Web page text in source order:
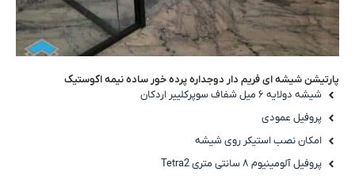
پارتیشن شیشه ای فریم دار دوجداره پرده خور ساده نیمه اکوستیک
شیشه دولایه ۶ میل شفاف سوپرکلییر اردکان
پروفیل عمودی
امکان نصب استیکر روی شیشه
پروفیل آلومینیوم ۸ سانتی متری Tetra2